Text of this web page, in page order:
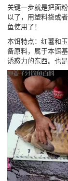
关键一步就是把面
以了，用塑料袋或
鱼使用了！
本饵特点：红薯和
备原料，属于本饵
诱惑力的东西。也